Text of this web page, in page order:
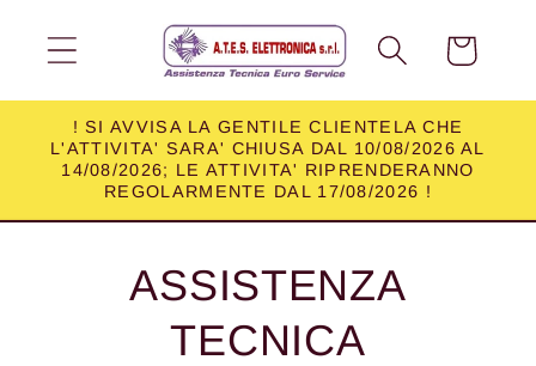
direttamente
ai contenuti
Carrello
! SI AVVISA LA GENTILE CLIENTELA CHE
L'ATTIVITA' SARA' CHIUSA DAL 10/08/2026 AL
14/08/2026; LE ATTIVITA' RIPRENDERANNO
REGOLARMENTE DAL 17/08/2026 !
ASSISTENZA
TECNICA